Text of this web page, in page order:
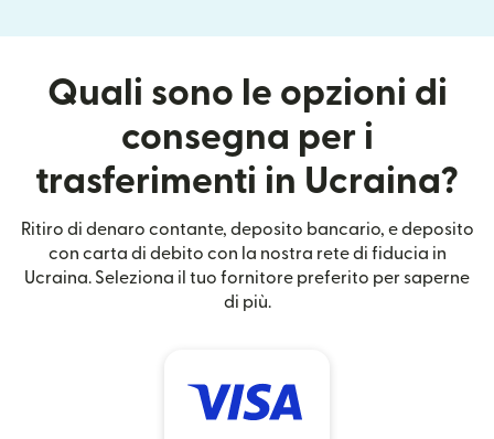
Quali sono le opzioni di
consegna per i
trasferimenti in Ucraina?
Ritiro di denaro contante, deposito bancario, e deposito
con carta di debito con la nostra rete di fiducia in
Ucraina. Seleziona il tuo fornitore preferito per saperne
di più.